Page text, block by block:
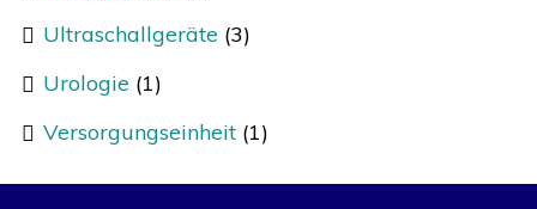
Ultraschallgeräte (3)
Urologie (1)
Versorgungseinheit (1)